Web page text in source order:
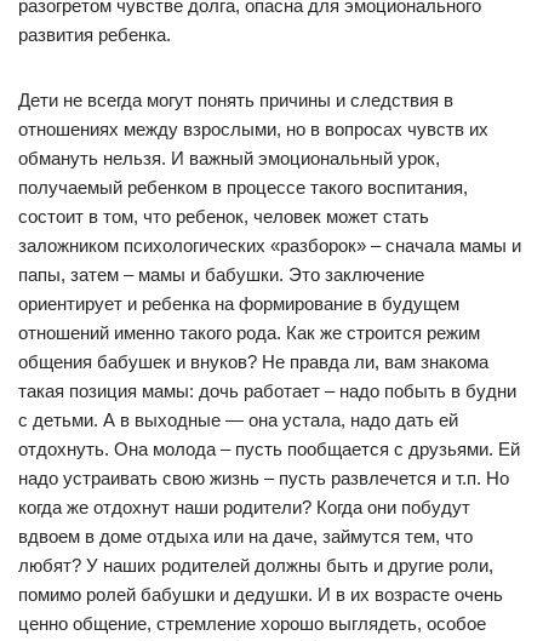
разогретом чувстве долга, опасна для эмоционального
развития ребенка.
Дети не всегда могут понять причины и следствия в
отношениях между взрослыми, но в вопросах чувств их
обмануть нельзя. И важный эмоциональный урок,
получаемый ребенком в процессе такого воспитания,
состоит в том, что ребенок, человек может стать
заложником психологических «разборок» – сначала мамы и
папы, затем – мамы и бабушки. Это заключение
ориентирует и ребенка на формирование в будущем
отношений именно такого рода. Как же строится режим
общения бабушек и внуков? Не правда ли, вам знакома
такая позиция мамы: дочь работает – надо побыть в будни
с детьми. А в выходные — она устала, надо дать ей
отдохнуть. Она молода – пусть пообщается с друзьями. Ей
надо устраивать свою жизнь – пусть развлечется и т.п. Но
когда же отдохнут наши родители? Когда они побудут
вдвоем в доме отдыха или на даче, займутся тем, что
любят? У наших родителей должны быть и другие роли,
помимо ролей бабушки и дедушки. И в их возрасте очень
ценно общение, стремление хорошо выглядеть, особое